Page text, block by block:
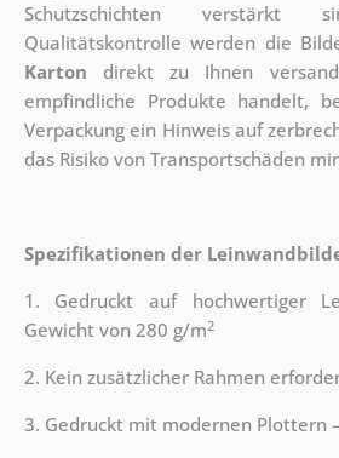
Schutzschichten verstärkt
Qualitätskontrolle werden die
Karton direkt zu Ihnen
empfindliche Produkte handelt,
Verpackung ein Hinweis auf
das Risiko von Transportschäden
Spezifikationen der
1. Gedruckt auf hochwertiger
Gewicht von 280 g/m2
2. Kein zusätzlicher Rahmen
3. Gedruckt mit modernen Plottern